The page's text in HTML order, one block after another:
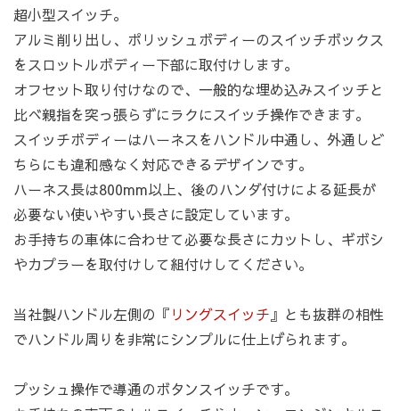
超小型スイッチ。
アルミ削り出し、ポリッシュボディーのスイッチボックス
をスロットルボディー下部に取付けします。
オフセット取り付けなので、一般的な埋め込みスイッチと
比べ親指を突っ張らずにラクにスイッチ操作できます。
スイッチボディーはハーネスをハンドル中通し、外通しど
ちらにも違和感なく対応できるデザインです。
ハーネス長は800mm以上、後のハンダ付けによる延長が
必要ない使いやすい長さに設定しています。
お手持ちの車体に合わせて必要な長さにカットし、ギボシ
やカプラーを取付けして組付けしてください。
当社製ハンドル左側の『リングスイッチ 』とも抜群の相性
でハンドル周りを非常にシンプルに仕上げられます。
プッシュ操作で導通のボタンスイッチです。